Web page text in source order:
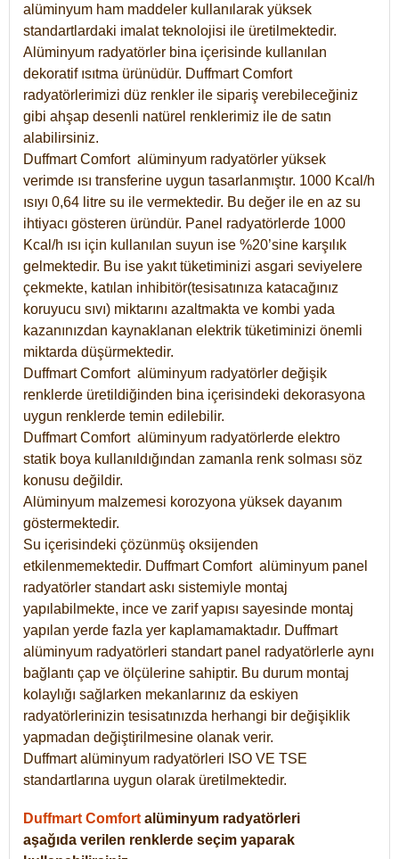
alüminyum ham maddeler kullanılarak yüksek
standartlardaki imalat teknolojisi ile üretilmektedir.
Alüminyum radyatörler bina içerisinde kullanılan
dekoratif ısıtma ürünüdür. Duffmart Comfort
radyatörlerimizi düz renkler ile sipariş verebileceğiniz
gibi ahşap desenli natürel renklerimiz ile de satın
alabilirsiniz.
Duffmart Comfort alüminyum radyatörler yüksek
verimde ısı transferine uygun tasarlanmıştır. 1000 Kcal/h
ısıyı 0,64 litre su ile vermektedir. Bu değer ile en az su
ihtiyacı gösteren üründür. Panel radyatörlerde 1000
Kcal/h ısı için kullanılan suyun ise %20’sine karşılık
gelmektedir. Bu ise yakıt tüketiminizi asgari seviyelere
çekmekte, katılan inhibitör(tesisatınıza katacağınız
koruyucu sıvı) miktarını azaltmakta ve kombi yada
kazanınızdan kaynaklanan elektrik tüketiminizi önemli
miktarda düşürmektedir.
Duffmart Comfort alüminyum radyatörler değişik
renklerde üretildiğinden bina içerisindeki dekorasyona
uygun renklerde temin edilebilir.
DuffmartComfort alüminyum radyatörlerde elektro
statik boya kullanıldığından zamanla renk solması söz
konusu değildir.
Alüminyum malzemesi korozyona yüksek dayanım
göstermektedir.
Su içerisindeki çözünmüş oksijenden
etkilenmemektedir. DuffmartComfort alüminyum panel
radyatörler standart askı sistemiyle montaj
yapılabilmekte, ince ve zarif yapısı sayesinde montaj
yapılan yerde fazla yer kaplamamaktadır. Duffmart
alüminyum radyatörleri standart panel radyatörlerle aynı
bağlantı çap ve ölçülerine sahiptir. Bu durum montaj
kolaylığı sağlarken mekanlarınız da eskiyen
radyatörlerinizin tesisatınızda herhangi bir değişiklik
yapmadan değiştirilmesine olanak verir.
Duffmart alüminyum radyatörleri ISO VE TSE
standartlarına uygun olarak üretilmektedir.
Duffmart Comfort alüminyum radyatörleri
aşağıda verilen renklerde seçim yaparak